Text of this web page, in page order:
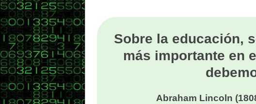
Sobre la educación,
más importante en
Abraham Lincoln